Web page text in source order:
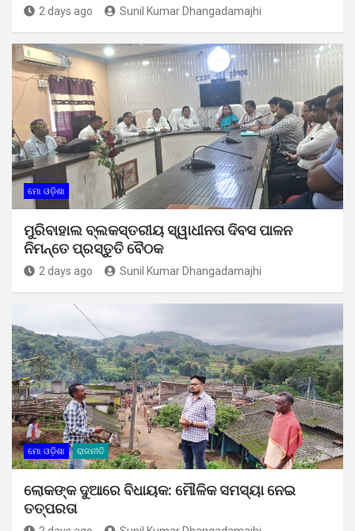
2 days ago Sunil Kumar Dhangadamajhi
ମୋ ଓଡ଼ିଶା
ମୁରିବାହାଲ ବ୍ଲକସ୍ତରୀୟ ସ୍ୱାଧୀନତା ଦିବସ ପାଳନ
ନିମନ୍ତେ ପ୍ରସ୍ତୁତି ବୈଠକ
2 days ago Sunil Kumar Dhangadamajhi
ମୋ ଓଡ଼ିଶା ରାଜନୀତି
ଲୋକଙ୍କ ଦୁଆରେ ବିଧାୟକ: ମୌଳିକ ସମସ୍ୟା ନେଇ
ତତ୍ପରତା